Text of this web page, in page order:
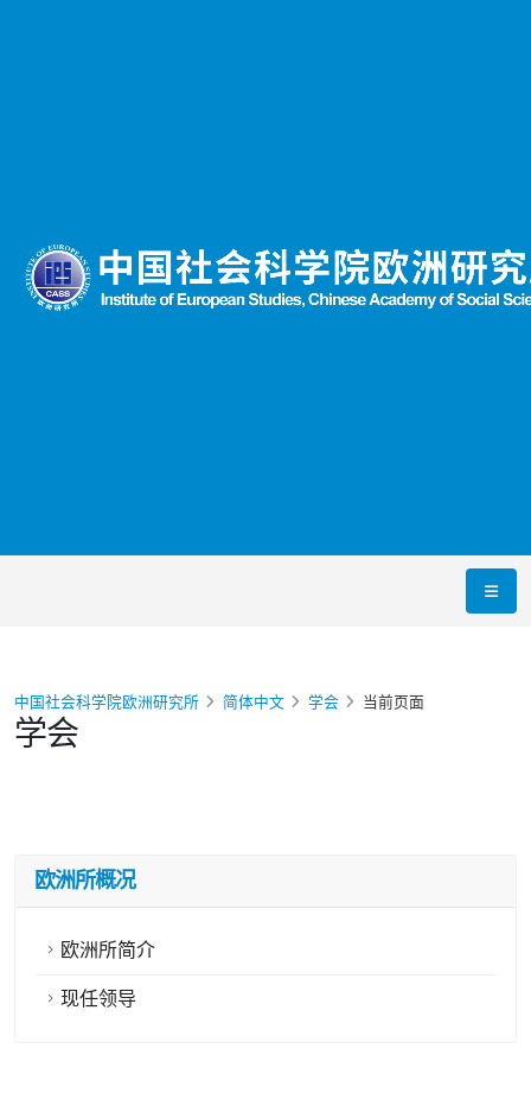
学会
中国社会科学院欧洲研究所 简体中文 学会 当前页面
欧洲所概况
欧洲所简介
现任领导